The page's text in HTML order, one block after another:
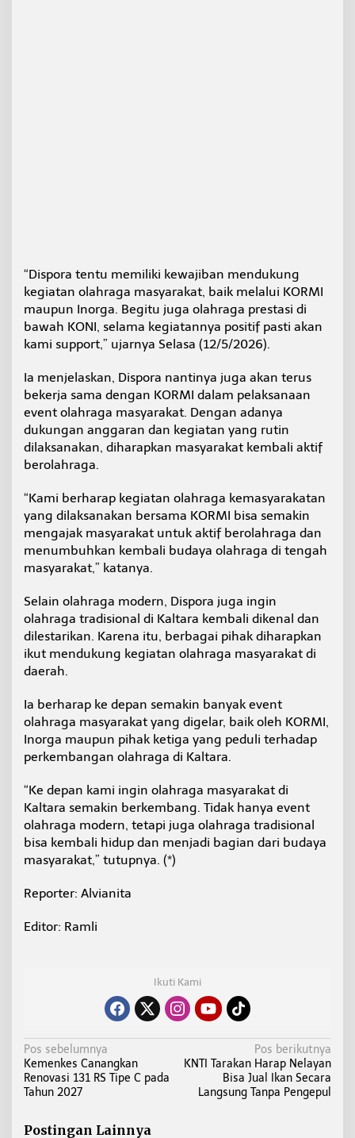
“Dispora tentu memiliki kewajiban mendukung
kegiatan olahraga masyarakat, baik melalui KORMI
maupun Inorga. Begitu juga olahraga prestasi di
bawah KONI, selama kegiatannya positif pasti akan
kami support,” ujarnya Selasa (12/5/2026).
Ia menjelaskan, Dispora nantinya juga akan terus
bekerja sama dengan KORMI dalam pelaksanaan
event olahraga masyarakat. Dengan adanya
dukungan anggaran dan kegiatan yang rutin
dilaksanakan, diharapkan masyarakat kembali aktif
berolahraga.
“Kami berharap kegiatan olahraga kemasyarakatan
yang dilaksanakan bersama KORMI bisa semakin
mengajak masyarakat untuk aktif berolahraga dan
menumbuhkan kembali budaya olahraga di tengah
masyarakat,” katanya.
Selain olahraga modern, Dispora juga ingin
olahraga tradisional di Kaltara kembali dikenal dan
dilestarikan. Karena itu, berbagai pihak diharapkan
ikut mendukung kegiatan olahraga masyarakat di
daerah.
Ia berharap ke depan semakin banyak event
olahraga masyarakat yang digelar, baik oleh KORMI,
Inorga maupun pihak ketiga yang peduli terhadap
perkembangan olahraga di Kaltara.
“Ke depan kami ingin olahraga masyarakat di
Kaltara semakin berkembang. Tidak hanya event
olahraga modern, tetapi juga olahraga tradisional
bisa kembali hidup dan menjadi bagian dari budaya
masyarakat,” tutupnya. (*)
Reporter: Alvianita
Editor: Ramli
Ikuti Kami
N
a
v
g
Pos sebelumnya
Kemenkes Canangkan
Renovasi 131 RS Tipe C pada
Tahun 2027
Pos berikutnya
KNTI Tarakan Harap Nelayan
Bisa Jual Ikan Secara
Langsung Tanpa Pengepul
Postingan Lainnya